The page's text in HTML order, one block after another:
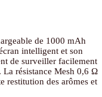
de 1000 mAh
intelligent et son
de surveiller facilement
La résistance Mesh 0,6 Ω
restitution des arômes et